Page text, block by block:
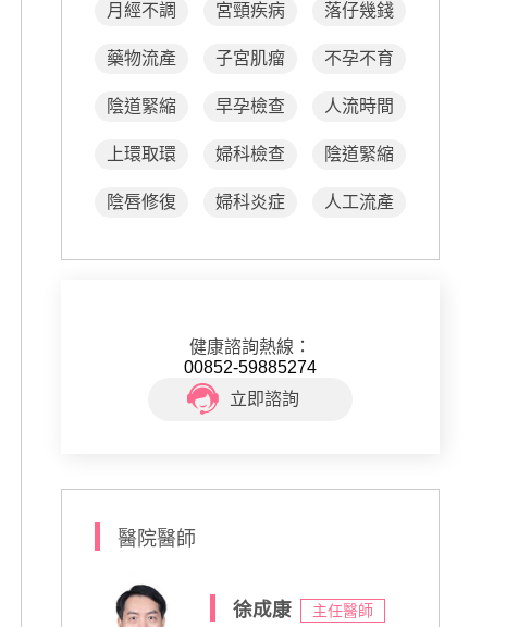
月經不調 宮頸疾病 落仔幾錢
藥物流產 子宮肌瘤 不孕不育
陰道緊縮 早孕檢查 人流時間
上環取環 婦科檢查 陰道緊縮
陰唇修復 婦科炎症 人工流產
健康諮詢熱線：
00852-59885274
立即諮詢
醫院醫師
徐成康 主任醫師